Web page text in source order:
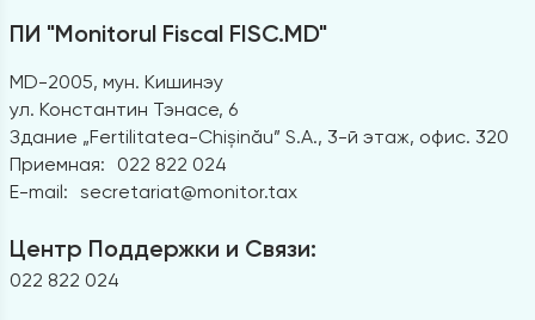
ПИ "Monitorul Fiscal FISC.MD"
MD-2005, мун. Кишинэу
ул. Константин Тэнасе, 6
Здание „Fertilitatea-Chișinău” S.A., 3-й этаж, офис. 320
Приемная:
022 822 024
E-mail: secretariat@monitor.tax
Центр Поддержки и Связи:
022 822 024